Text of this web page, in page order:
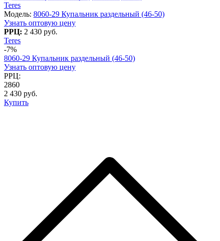
Teres
Модель: 8060-29 Купальник раздельный (46-50)
Узнать оптовую цену
РРЦ: 2 430 руб.
Teres
-7%
8060-29 Купальник раздельный (46-50)
Узнать оптовую цену
РРЦ:
2860
2 430 руб.
Купить